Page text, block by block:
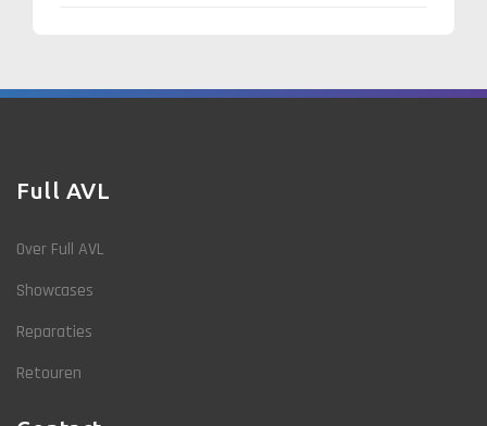
Full AVL
Over Full AVL
Showcases
Reparaties
Retouren